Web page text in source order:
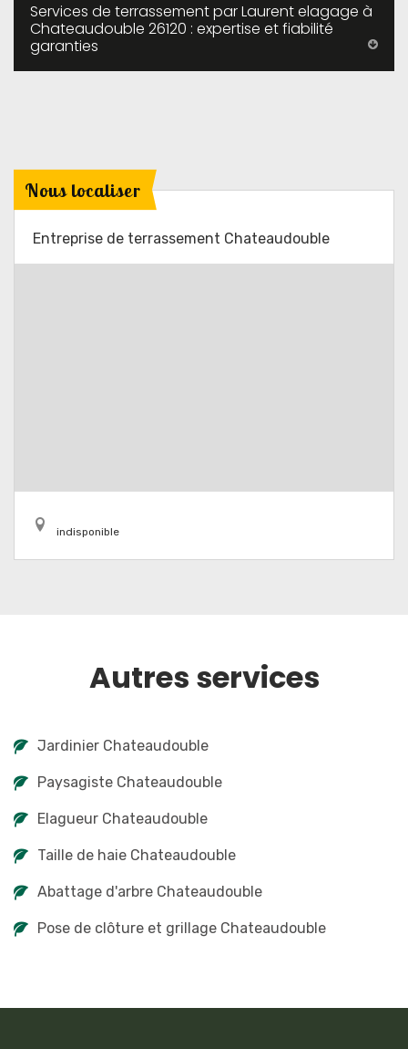
Services de terrassement par Laurent elagage à
Chateaudouble 26120 : expertise et fiabilité
garanties
Nous localiser
Entreprise de terrassement Chateaudouble
indisponible
Autres services
Jardinier Chateaudouble
Paysagiste Chateaudouble
Elagueur Chateaudouble
Taille de haie Chateaudouble
Abattage d'arbre Chateaudouble
Pose de clôture et grillage Chateaudouble